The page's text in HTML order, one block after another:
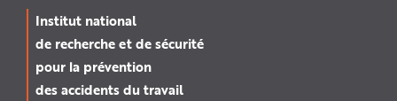
Institut national
de recherche et de sécurité
pour la prévention
des accidents du travail